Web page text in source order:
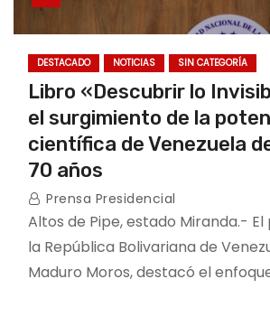
DESTACADO NOTICIAS SIN CATEGORÍA
Libro «Descubrir lo
el surgimiento de la
científica de Venezuela
70 años
Prensa Presidencial
Altos de Pipe, estado Miranda.-
la República Bolivariana de
Maduro Moros, destacó el